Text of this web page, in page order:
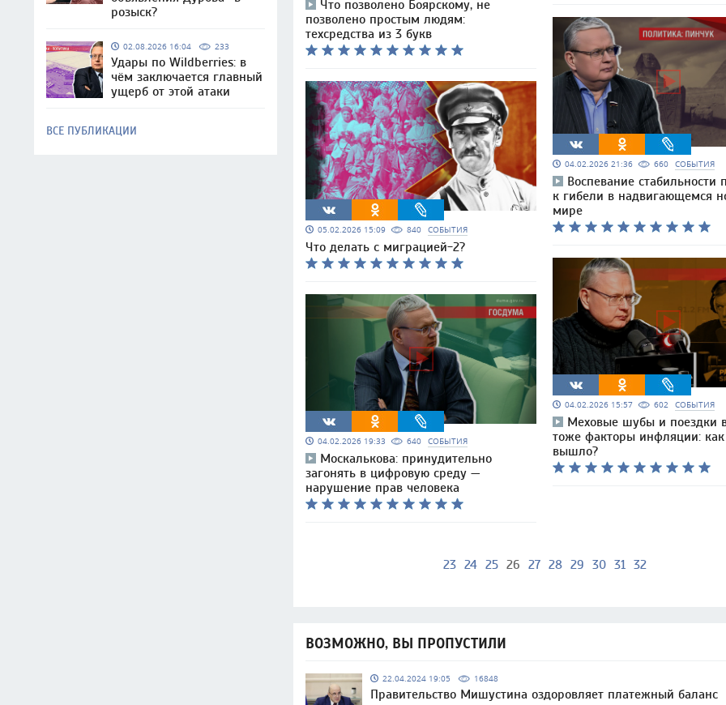
розыск?
02.08.2026 16:04 233
Удары по Wildberries: в
чём заключается главный
ущерб от этой атаки
ВСЕ ПУБЛИКАЦИИ
Что позволено Боярскому, не
позволено простым людям:
техсредства из 3 букв
05.02.2026 15:09 840 СОБЫТИЯ
Что делать с миграцией-2?
04.02.2026 19:33 640 СОБЫТИЯ
Москалькова: принудительно
загонять в цифровую среду —
нарушение прав человека
04.02.2026 21:36 660 СОБЫТИЯ
Воспевание стабильности
к гибели в надвигающемся
мире
04.02.2026 15:57 602 СОБЫТИЯ
Меховые шубы и поездки
тоже факторы инфляции: как
вышло?
23 24 25 26 27 28 29 30 31 32
ВОЗМОЖНО, ВЫ ПРОПУСТИЛИ
22.04.2024 19:05 16848
Правительство Мишустина оздоровляет платежный баланс